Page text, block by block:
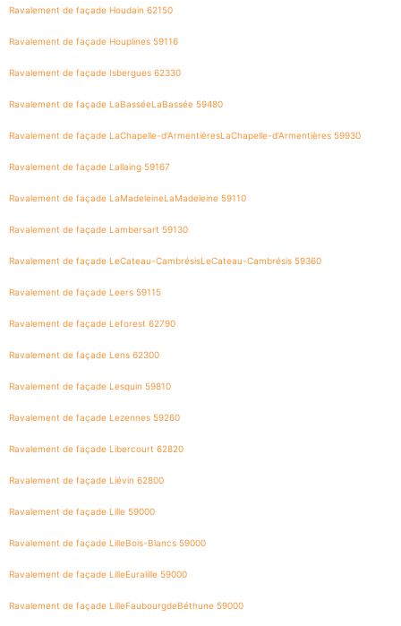
Ravalement de façade Houdain 62150
Ravalement de façade Houplines 59116
Ravalement de façade Isbergues 62330
Ravalement de façade LaBasséeLaBassée 59480
Ravalement de façade LaChapelle-d’ArmentièresLaChapelle-d’Armentières 59930
Ravalement de façade Lallaing 59167
Ravalement de façade LaMadeleineLaMadeleine 59110
Ravalement de façade Lambersart 59130
Ravalement de façade LeCateau-CambrésisLeCateau-Cambrésis 59360
Ravalement de façade Leers 59115
Ravalement de façade Leforest 62790
Ravalement de façade Lens 62300
Ravalement de façade Lesquin 59810
Ravalement de façade Lezennes 59260
Ravalement de façade Libercourt 62820
Ravalement de façade Liévin 62800
Ravalement de façade Lille 59000
Ravalement de façade LilleBois-Blancs 59000
Ravalement de façade LilleEuralille 59000
Ravalement de façade LilleFaubourgdeBéthune 59000